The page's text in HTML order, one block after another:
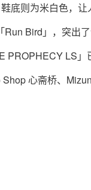
底则为米白色，让
Run Bird」，突出
PROPHECY LS」
心斋桥、